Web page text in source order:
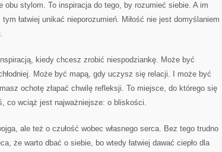
obu stylom. To inspiracja do tego, by rozumieć siebie. A im
łatwiej unikać nieporozumień. Miłość nie jest domyślaniem
kiedy chcesz zrobić niespodziankę. Może być
Może być mapą, gdy uczysz się relacji. I może być
ochotę złapać chwilę refleksji. To miejsce, do którego się
co wciąż jest najważniejsze: o bliskości.
ale też o czułość wobec własnego serca. Bez tego trudno
że warto dbać o siebie, bo wtedy łatwiej dawać ciepło dla